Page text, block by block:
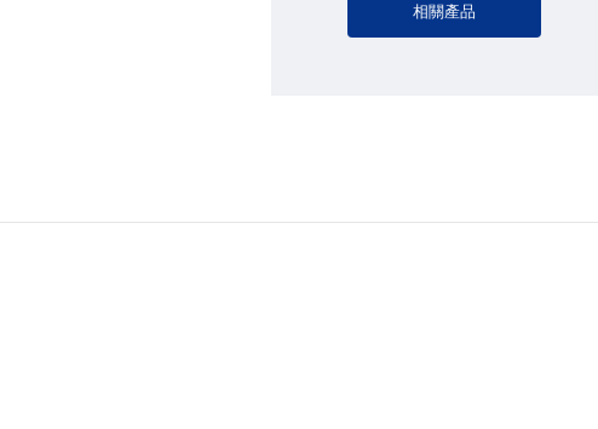
相關產品